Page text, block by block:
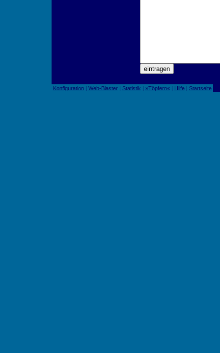
Konfiguration| Web-Blaster| Statistik | »Töpfern«| Hilfe| Startseite